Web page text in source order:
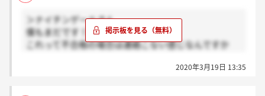
＞ナイチンゲールさん
僕もまだです！
これって不合格の場合は連絡こない感じなんですか
2020年3月19日 13:35